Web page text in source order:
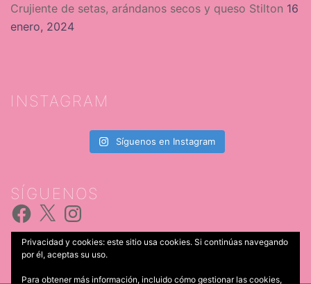
Crujiente de setas, arándanos secos y queso Stilton 16
enero, 2024
INSTAGRAM
Síguenos en Instagram
SÍGUENOS
Facebook
X Instagram
Privacidad y cookies: este sitio usa cookies. Si continúas navegando
por él, aceptas su uso.
Para obtener más información, incluido cómo gestionar las cookies,